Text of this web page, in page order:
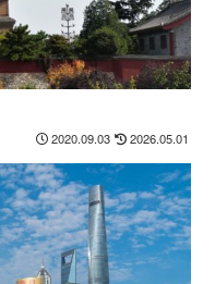
2020.09.03 2026.05.01